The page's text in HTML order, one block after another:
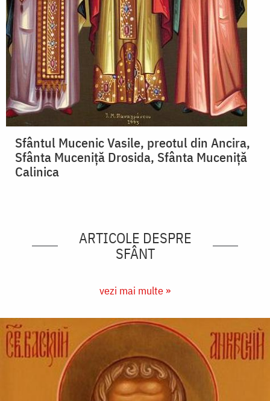
Sfântul Mucenic Vasile, preotul din Ancira,
Sfânta Muceniță Drosida, Sfânta Muceniță
Calinica
ARTICOLE DESPRE
SFÂNT
vezi mai multe »